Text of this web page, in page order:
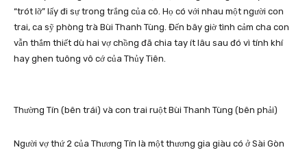
“trót lỡ” lấy đi sự trong trắng của cô. Họ có với nhau một người con
trai, ca sỹ phòng trà Bùi Thanh Tùng. Đến bây giờ tình cảm cha con
vẫn thắm thiết dù hai vợ chồng đã chia tay ít lâu sau đó vì tính khí
hay ghen tuông vô cớ của Thủy Tiên.
Thường Tín (bên trái) và con trai ruột Bùi Thanh Tùng (bên phải)
Người vợ thứ 2 của Thương Tín là một thương gia giàu có ở Sài Gòn